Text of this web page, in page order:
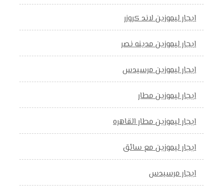
ايجار ليموزين لاند كروزر
ايجار ليموزين مدينه نصر
ايجار ليموزين مرسيدس
ايجار ليموزين مطار
ايجار ليموزين مطار القاهره
ايجار ليموزين مع سائق
ايجار مرسيدس